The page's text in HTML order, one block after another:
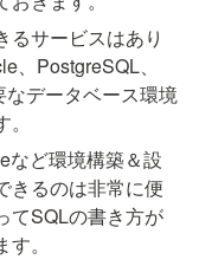
るサービスはあり
、PostgreSQL、
データベース環境
など環境構築＆設
きるのは非常に便
てSQLの書き方が
。